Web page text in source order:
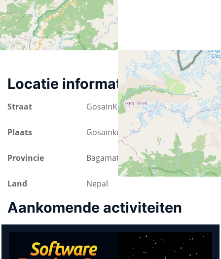
Locatie informatie
Straat GosainKunda Trek
Plaats Gosainkund
Provincie Bagamati Province
Land Nepal
Aankomende activiteiten